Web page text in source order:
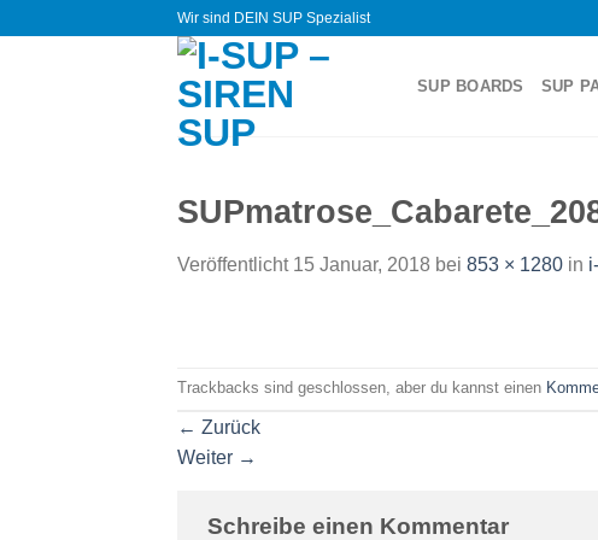
Wir sind DEIN SUP Spezialist
SUP BOARDS SUP
Veröffentlicht 15 Januar, 2018 bei 853 × 1280 in
Trackbacks sind geschlossen, aber du kannst einen
← Zurück
Weiter →
Schreibe einen Kommentar